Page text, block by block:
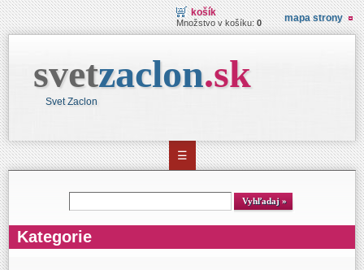
košík
Množstvo v košíku:0 mapa strony
svetzaclon.sk
Svet Zaclon
☰
Kategorie